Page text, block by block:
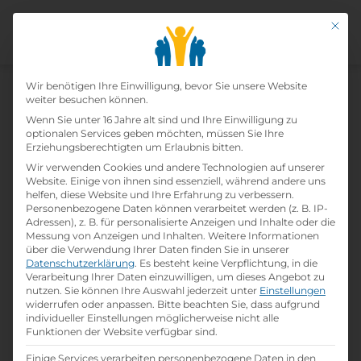
Lehre Hotel- Und
Gastgewerbeassistent:in
Home»Offene Lehrstellen» Lehre Hotel- und
Gastgewerbeassistent:in
Details zur Lehrstelle
Referenznummer: lllgy1
folderBranche:
Hotel- / Gastgewerbe
Mit
Datenschutz-
Wir benötigen Ihre Einwilligung, bevor Sie unsere Website
weiter besuchen können.
Wenn Sie unter 16 Jahre alt sind und Ihre Einwilligung zu
optionalen Services geben möchten, müssen Sie Ihre
Erziehungsberechtigten um Erlaubnis bitten.
Wir verwenden Cookies und andere Technologien auf unserer
Website. Einige von ihnen sind essenziell, während andere uns
helfen, diese Website und Ihre Erfahrung zu verbessern.
Personenbezogene Daten können verarbeitet werden (z. B. IP-
Adressen), z. B. für personalisierte Anzeigen und Inhalte oder die
Messung von Anzeigen und Inhalten. Weitere Informationen
über die Verwendung Ihrer Daten finden Sie in unserer
Datenschutzerklärung. Es besteht keine Verpflichtung, in die
Verarbeitung Ihrer Daten einzuwilligen, um dieses Angebot zu
nutzen. Sie können Ihre Auswahl jederzeit unter Einstellungen
widerrufen oder anpassen. Bitte beachten Sie, dass aufgrund
individueller Einstellungen möglicherweise nicht alle
Funktionen der Website verfügbar sind.
Einige Services verarbeiten personenbezogene Daten in den